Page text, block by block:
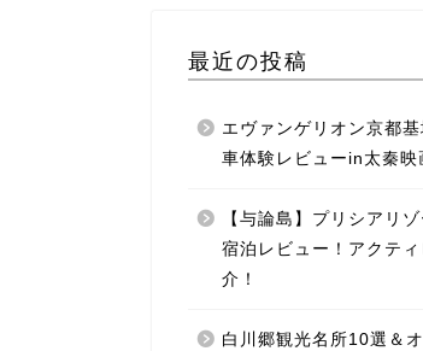
最近の投稿
エヴァンゲリオン京都
車体験レビューin太秦映
【与論島】プリシアリ
宿泊レビュー！アクテ
介！
白川郷観光名所10選＆